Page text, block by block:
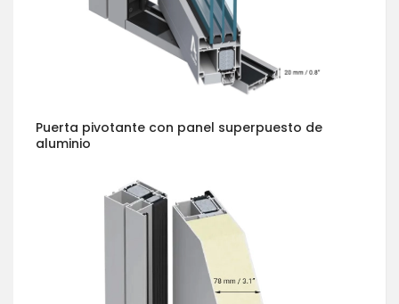
Puerta pivotante con panel superpuesto de
aluminio